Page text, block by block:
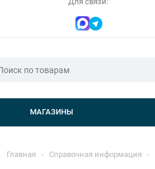
МАГАЗИНЫ
Главная - Справочная информация -